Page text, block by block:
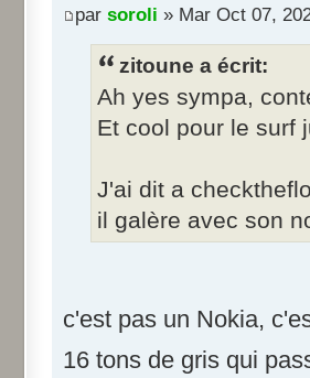
par soroli » Mar Oct 07,
zitoune a écrit:
Ah yes sympa,
Et cool pour le surf
J'ai dit a
il galère avec son
c'est pas un Nokia,
16 tons de gris qui